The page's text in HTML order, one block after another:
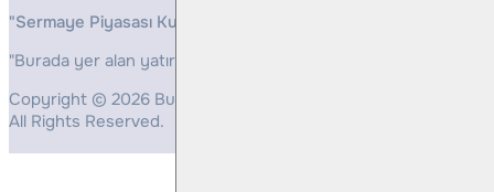
"Sermaye Piyasası Kurulunun, Yatırım Hizmetleri ve
"Burada yer alan yatırım bilgi, yorum ve tavsiyeleri yatırım
Copyright © 2026 Bulls Yatırım Menkul Değerler
All Rights Reserved.